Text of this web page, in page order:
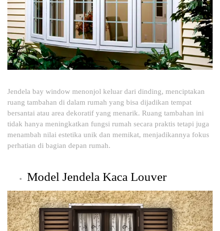
Jendela bay window menonjol keluar dari dinding, menciptakan
ruang tambahan di dalam rumah yang bisa dijadikan tempat
bersantai atau area dekoratif yang menarik. Ruang tambahan ini
tidak hanya meningkatkan fungsi rumah secara praktis tetapi juga
menambah nilai estetika unik dan memikat, menjadikannya fokus
perhatian di bagian depan rumah.
Model Jendela Kaca Louver